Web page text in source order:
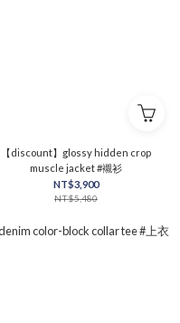
【discount】glossy hidden crop
muscle jacket #襯衫
NT$3,900
NT$5,480